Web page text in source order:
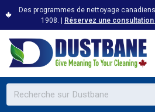
Des programmes de nettoyage
1908. | Réservez une